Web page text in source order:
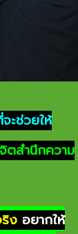
ะช่วยให้
สำนึกความ
ง อยากให้